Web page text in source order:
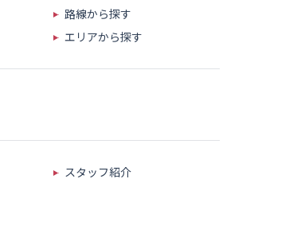
路線から探す
エリアから探す
スタッフ紹介